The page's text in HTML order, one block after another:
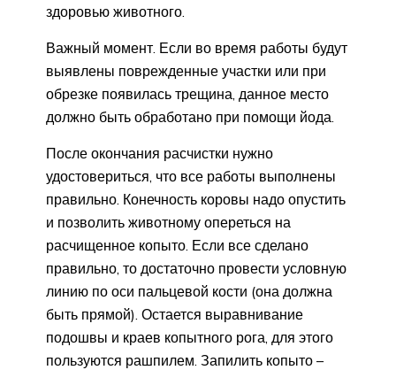
здоровью животного.
Важный момент. Если во время работы будут
выявлены поврежденные участки или при
обрезке появилась трещина, данное место
должно быть обработано при помощи йода.
После окончания расчистки нужно
удостовериться, что все работы выполнены
правильно. Конечность коровы надо опустить
и позволить животному опереться на
расчищенное копыто. Если все сделано
правильно, то достаточно провести условную
линию по оси пальцевой кости (она должна
быть прямой). Остается выравнивание
подошвы и краев копытного рога, для этого
пользуются рашпилем. Запилить копыто –